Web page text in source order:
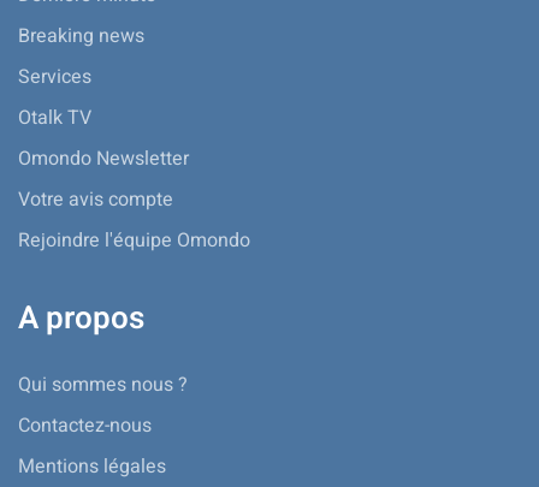
Breaking news
Services
Otalk TV
Omondo Newsletter
Votre avis compte
Rejoindre l'équipe Omondo
A propos
Qui sommes nous ?
Contactez-nous
Mentions légales